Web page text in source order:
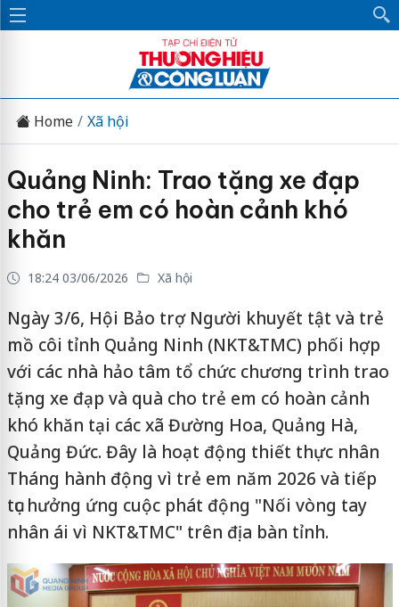
Home Xã hội
Quảng Ninh: Trao tặng xe đạp
cho trẻ em có hoàn cảnh khó
khăn
18:24 03/06/2026 Xã hội
Ngày 3/6, Hội Bảo trợ Người khuyết tật và trẻ
mồ côi tỉnh Quảng Ninh (NKT&TMC) phối hợp
với các nhà hảo tâm tổ chức chương trình trao
tặng xe đạp và quà cho trẻ em có hoàn cảnh
khó khăn tại các xã Đường Hoa, Quảng Hà,
Quảng Đức. Đây là hoạt động thiết thực nhân
Tháng hành động vì trẻ em năm 2026 và tiếp
tục hưởng ứng cuộc phát động "Nối vòng tay
nhân ái vì NKT&TMC" trên địa bàn tỉnh.